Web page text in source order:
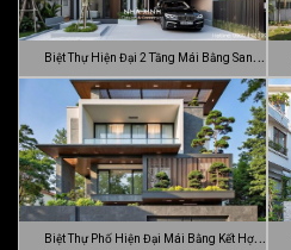
Biệt Thự Hiện Đại 2 Tầng Mái Bằng Sang
Đ…
Biệt Thự Phố Hiện Đại Mái Bằng Kết Hợp